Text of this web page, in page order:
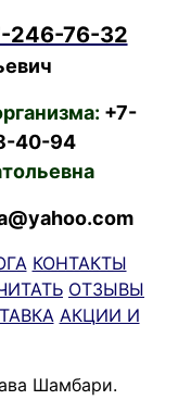
246-76-32
+7-
40-94
КОНТАКТЫ
ОТЗЫВЫ
АКЦИИ И
Шамбари.